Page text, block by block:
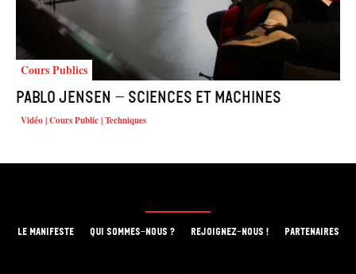
Cours Publics
Pablo Jensen – Sciences et machines
Vidéo | Cours Public | Techniques
LE MANIFESTE QUI SOMMES-NOUS ? REJOIGNEZ-NOUS ! PARTENAIRES